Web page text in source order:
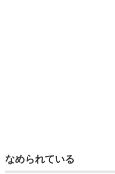
なめられている